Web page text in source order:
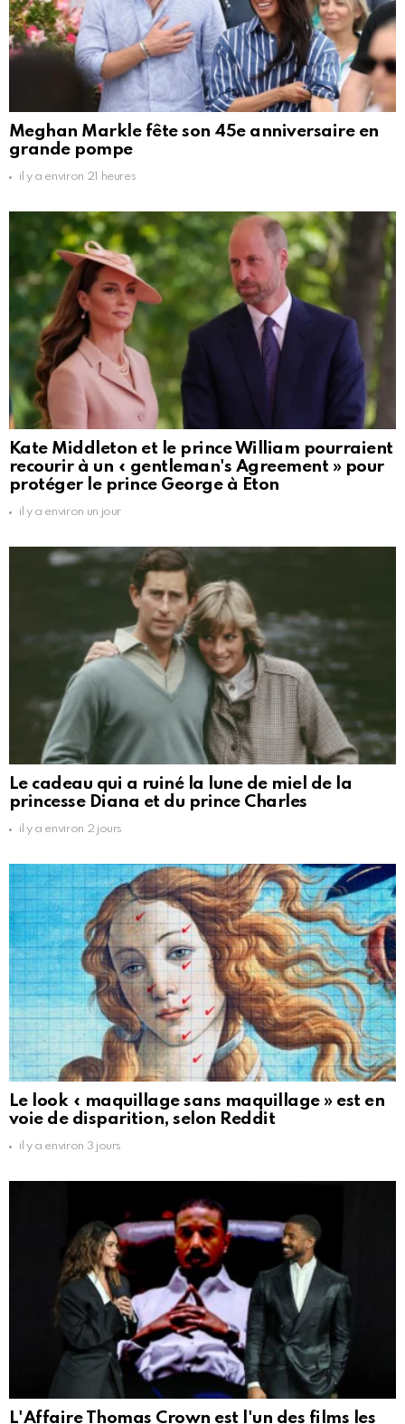
Meghan Markle fête son 45e anniversaire en
grande pompe
il y a environ 21 heures
Kate Middleton et le prince William pourraient
recourir à un « gentleman's Agreement » pour
protéger le prince George à Eton
il y a environ un jour
Le cadeau qui a ruiné la lune de miel de la
princesse Diana et du prince Charles
il y a environ 2 jours
Le look « maquillage sans maquillage » est en
voie de disparition, selon Reddit
il y a environ 3 jours
L'Affaire Thomas Crown est l'un des films les